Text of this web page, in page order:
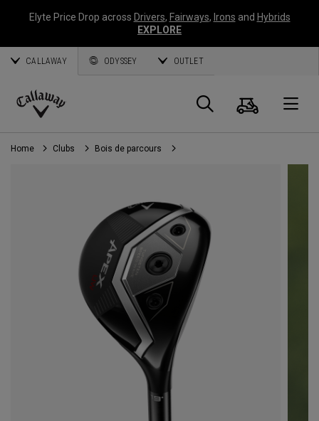
Elyte Price Drop across Drivers, Fairways, Irons and Hybrids
EXPLORE
CALLAWAY ODYSSEY OUTLET
Callaway
Golf
Panier
Home Clubs Bois de parcours